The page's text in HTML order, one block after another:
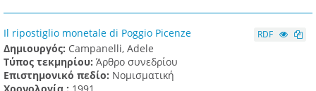
Il ripostiglio monetale di Poggio Picenze
Δημιουργός: Campanelli, Adele
Τύπος τεκμηρίου: Άρθρο συνεδρίου
Επιστημονικό πεδίο: Νομισματική
RDF